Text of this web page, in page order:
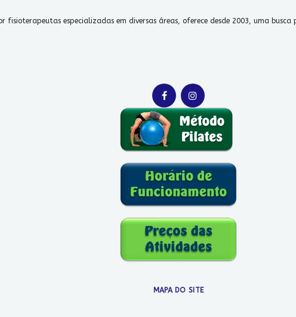
especializadas em diversas áreas, oferece desde 2003, uma
MAPA DO SITE